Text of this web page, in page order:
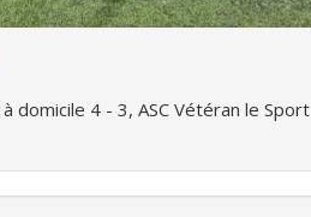
domicile 4 - 3, ASC Vétéran le Sport